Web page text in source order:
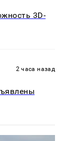
3D-
2 часа назад